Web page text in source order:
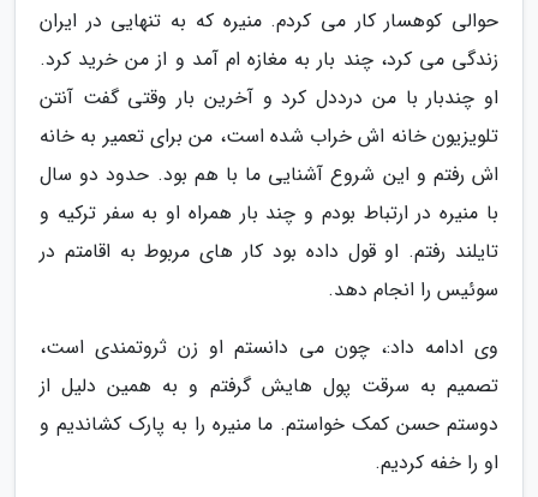
حوالی کوهسار کار می کردم. منیره که به تنهایی در ایران
زندگی می کرد، چند بار به مغازه ام آمد و از من خرید کرد.
او چندبار با من درددل کرد و آخرین بار وقتی گفت آنتن
تلویزیون خانه اش خراب شده است، من برای تعمیر به خانه
اش رفتم و این شروع آشنایی ما با هم بود. حدود دو سال
با منیره در ارتباط بودم و چند بار همراه او به سفر ترکیه و
تایلند رفتم. او قول داده بود کار های مربوط به اقامتم در
سوئیس را انجام دهد.
وی ادامه داد:، چون می دانستم او زن ثروتمندی است،
تصمیم به سرقت پول هایش گرفتم و به همین دلیل از
دوستم حسن کمک خواستم. ما منیره را به پارک کشاندیم و
او را خفه کردیم.